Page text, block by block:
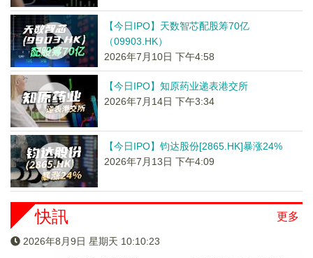
【今日IPO】天数智芯配股筹70亿
（09903.HK）
2026年7月10日 下午4:58
【今日IPO】知原药业递表港交所
2026年7月14日 下午3:34
【今日IPO】钧达股份[2865.HK]暴涨24%
2026年7月13日 下午4:09
更多
快訊
2026年8月9日 星期天 10:10:24